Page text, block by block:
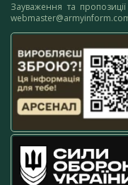
Зауваження та